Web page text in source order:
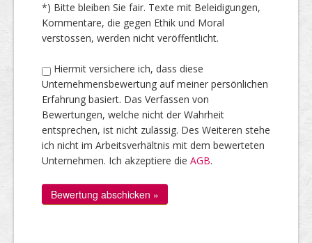
*) Bitte bleiben Sie fair. Texte mit Beleidigungen,
Kommentare, die gegen Ethik und Moral
verstossen, werden nicht veröffentlicht.
Hiermit versichere ich, dass diese
Unternehmensbewertung auf meiner persönlichen
Erfahrung basiert. Das Verfassen von
Bewertungen, welche nicht der Wahrheit
entsprechen, ist nicht zulässig. Des Weiteren stehe
ich nicht im Arbeitsverhältnis mit dem bewerteten
Unternehmen. Ich akzeptiere die AGB.